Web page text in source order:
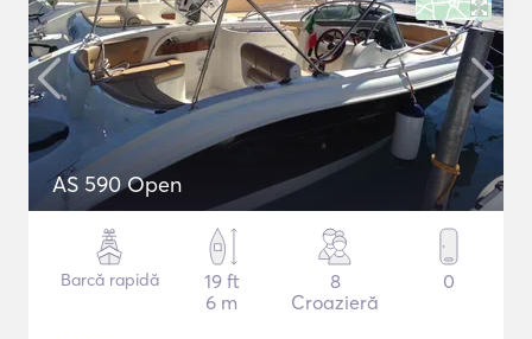
AS 590 Open
Barcă rapidă
19 ft
6 m
8
Croazieră
0